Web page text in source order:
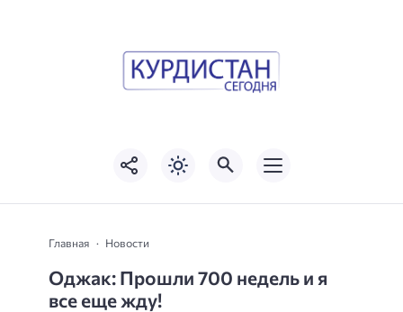
Главная Новости
Оджак: Прошли 700 недель и я
все еще жду!